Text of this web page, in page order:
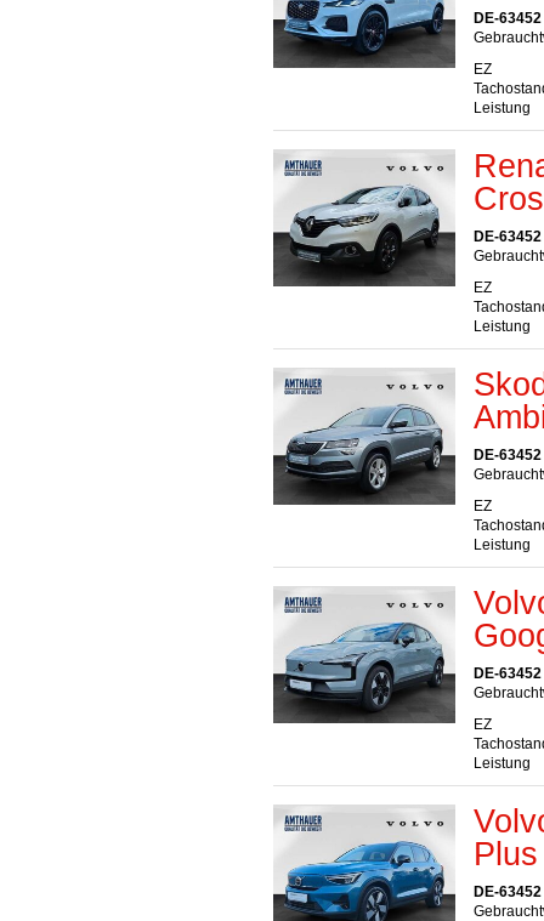
DE-
EZ
Leistung
DE-
EZ
Leistung
DE-
EZ
Leistung
DE-
EZ
Leistung
DE-